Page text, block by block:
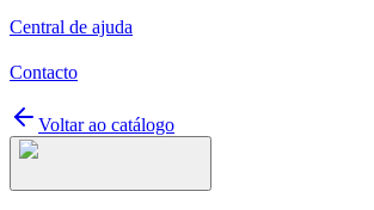
Central de ajuda
Contacto
Voltar ao catálogo